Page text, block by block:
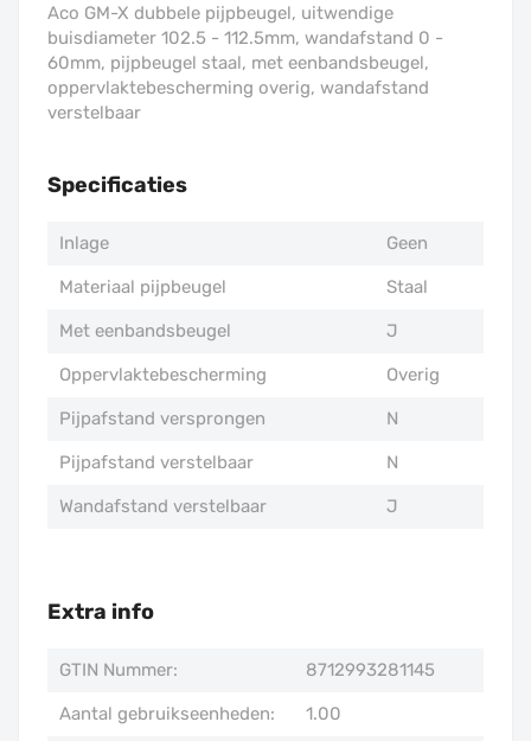
Aco GM-X dubbele pijpbeugel, uitwendige
buisdiameter 102.5 - 112.5mm, wandafstand 0 -
60mm, pijpbeugel staal, met eenbandsbeugel,
oppervlaktebescherming overig, wandafstand
verstelbaar
Specificaties
Inlage Geen
Materiaal pijpbeugel Staal
Met eenbandsbeugel J
Oppervlaktebescherming Overig
Pijpafstand versprongen N
Pijpafstand verstelbaar N
Wandafstand verstelbaar J
Extra info
GTIN Nummer: 8712993281145
Aantal gebruikseenheden: 1.00